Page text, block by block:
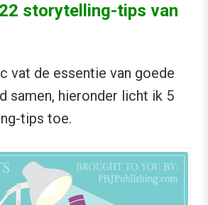
storytelling-tips van
vat de essentie van goede
samen, hieronder licht ik 5
tips toe.